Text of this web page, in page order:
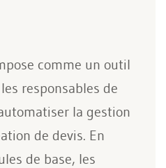
comme un outil
responsables de
la gestion
de devis. En
de base, les